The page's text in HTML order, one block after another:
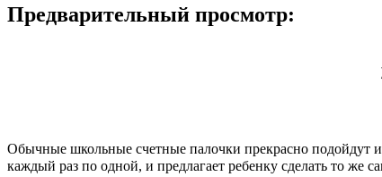
Предварительный просмотр:
Обычные школьные счетные палочки прекрасно подойдут
каждый раз по одной, и предлагает ребенку сделать то же